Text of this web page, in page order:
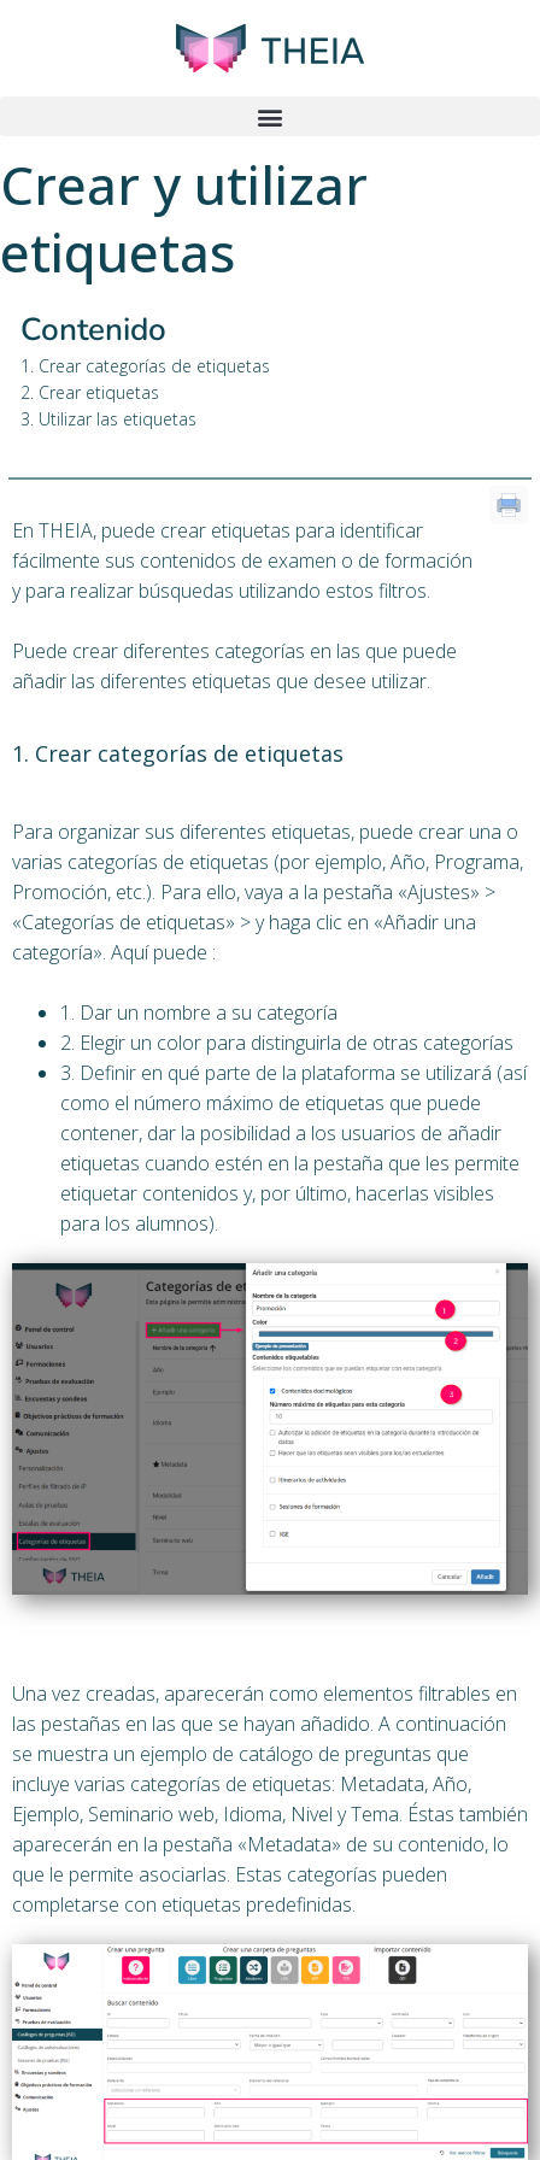
Crear y utilizar
etiquetas
Contenido
1. Crear categorías de etiquetas
2. Crear etiquetas
3. Utilizar las etiquetas
En THEIA, puede crear etiquetas para identificar
fácilmente sus contenidos de examen o de formación
y para realizar búsquedas utilizando estos filtros.
Puede crear diferentes categorías en las que puede
añadir las diferentes etiquetas que desee utilizar.
1. Crear categorías de etiquetas
Para organizar sus diferentes etiquetas, puede crear una o
varias categorías de etiquetas (por ejemplo, Año, Programa,
Promoción, etc.). Para ello, vaya a la pestaña «Ajustes» >
«Categorías de etiquetas» > y haga clic en «Añadir una
categoría». Aquí puede :
1. Dar un nombre a su categoría
2. Elegir un color para distinguirla de otras categorías
3. Definir en qué parte de la plataforma se utilizará (así
como el número máximo de etiquetas que puede
contener, dar la posibilidad a los usuarios de añadir
etiquetas cuando estén en la pestaña que les permite
etiquetar contenidos y, por último, hacerlas visibles
para los alumnos).
Una vez creadas, aparecerán como elementos filtrables en
las pestañas en las que se hayan añadido. A continuación
se muestra un ejemplo de catálogo de preguntas que
incluye varias categorías de etiquetas: Metadata, Año,
Ejemplo, Seminario web, Idioma, Nivel y Tema. Éstas también
aparecerán en la pestaña «Metadata» de su contenido, lo
que le permite asociarlas. Estas categorías pueden
completarse con etiquetas predefinidas.